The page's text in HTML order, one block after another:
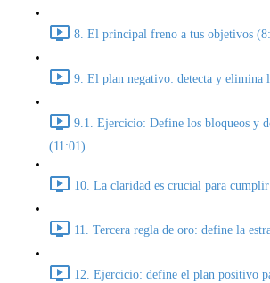
8. El principal freno a tus objetivos
9. El plan negativo: detecta y elimina
9.1. Ejercicio: Define los bloqueos y
(11:01)
10. La claridad es crucial para
11. Tercera regla de oro: define la
12. Ejercicio: define el plan positivo